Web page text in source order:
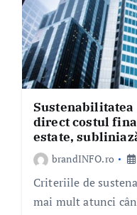
direct costul
estate,
brandINFO.ro
Criteriile de
mai mult atunci